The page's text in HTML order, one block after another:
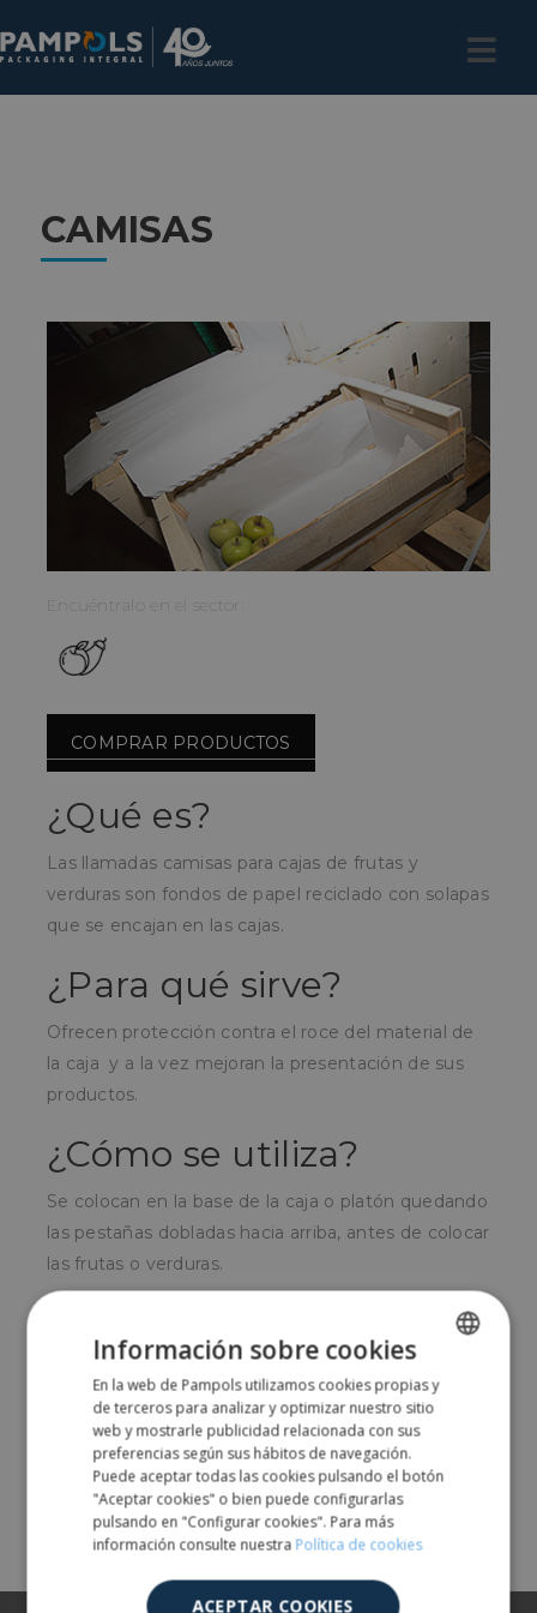
CAMISAS
Encuéntralo en el sector:
COMPRAR PRODUCTOS
¿Qué es?
Las llamadas camisas para cajas de frutas y
verduras son fondos de papel reciclado con solapas
que se encajan en las cajas.
¿Para qué sirve?
Ofrecen protección contra el roce del material de
la caja y a la vez mejoran la presentación de sus
productos.
¿Cómo se utiliza?
Se colocan en la base de la caja o platón quedando
las pestañas dobladas hacia arriba, antes de colocar
las frutas o verduras.
verdura o por productores locales que venden
directamente sus frutos.
Comparte
SPANISH
ENGLISH
Información sobre cookies
En la web de Pampols utilizamos cookies propias y
de terceros para analizar y optimizar nuestro sitio
web y mostrarle publicidad relacionada con sus
preferencias según sus hábitos de navegación.
Puede aceptar todas las cookies pulsando el botón
"Aceptar cookies" o bien puede configurarlas
pulsando en "Configurar cookies". Para más
información consulte nuestra Política de cookies
ACEPTAR COOKIES